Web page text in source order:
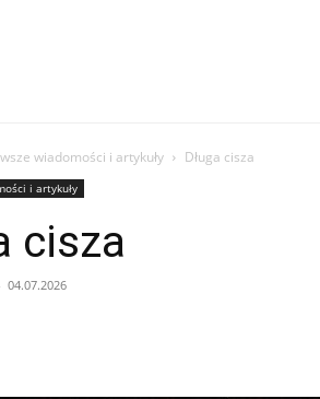
wiadomości i artykuły Długa cisza
i artykuły
cisza
04.07.2026